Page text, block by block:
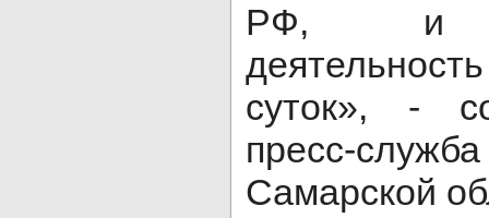
РФ, и
суток», -
пресс-
Самарской